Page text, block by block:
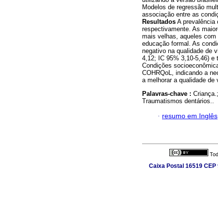
Modelos de regressão
associação entre as
Resultados A prevalência
respectivamente. As
mais velhas, aqueles
educação formal. As
negativo na qualidade de
4,12; IC 95% 3,10-5,46) e
Condições
COHRQoL, indicando a
a melhorar a qualidade de
Palavras-chave :
Traumatismos dentários..
· resumo em Inglês
Caixa Postal 16519 CEP